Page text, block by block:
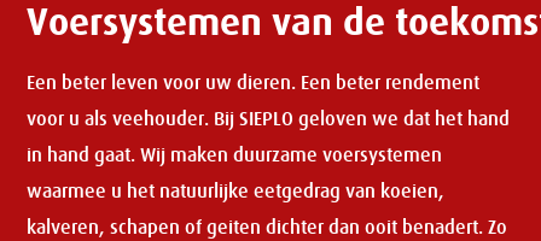
Voersystemen van de
Een beter leven voor uw dieren. Een beter rendement
voor u als veehouder. Bij SIEPLO geloven we dat het hand
in hand gaat. Wij maken duurzame voersystemen
waarmee u het natuurlijke eetgedrag van koeien,
kalveren, schapen of geiten dichter dan ooit benadert. Zo